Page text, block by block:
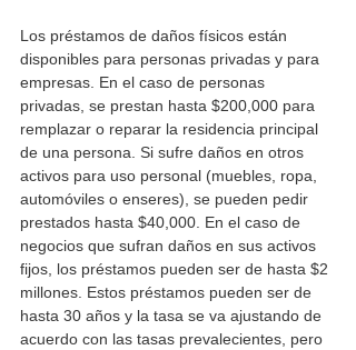
Los préstamos de daños físicos están
disponibles para personas privadas y para
empresas. En el caso de personas
privadas, se prestan hasta $200,000 para
remplazar o reparar la residencia principal
de una persona. Si sufre daños en otros
activos para uso personal (muebles, ropa,
automóviles o enseres), se pueden pedir
prestados hasta $40,000. En el caso de
negocios que sufran daños en sus activos
fijos, los préstamos pueden ser de hasta $2
millones. Estos préstamos pueden ser de
hasta 30 años y la tasa se va ajustando de
acuerdo con las tasas prevalecientes, pero